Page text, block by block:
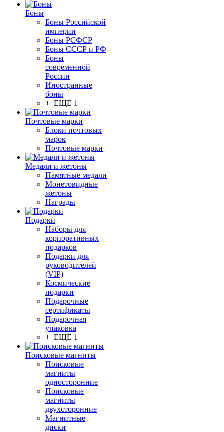
Боны
Боны Российской
империи
Боны РСФСР
Боны СССР и РФ
Боны
современной
России
Иностранные
боны
+ ЕЩЕ 1
Почтовые марки
Блоки почтовых
марок
Почтовые марки
Медали и жетоны
Памятные медали
Монетовидные
жетоны
Награды
Подарки
Наборы для
корпоративных
подарков
Подарки для
руководителей
(VIP)
Космические
подарки
Подарочные
сертификаты
Подарочная
упаковка
+ ЕЩЕ 1
Поисковые магниты
Поисковые
магниты
односторонние
Поисковые
магниты
двухсторонние
Магнитные
диски